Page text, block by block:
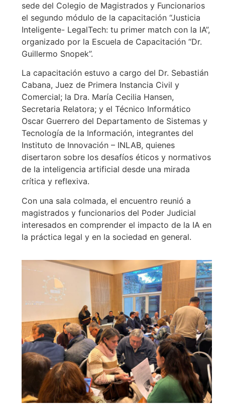
sede del Colegio de Magistrados y Funcionarios
el segundo módulo de la capacitación “Justicia
Inteligente- LegalTech: tu primer match con la IA”,
organizado por la Escuela de Capacitación “Dr.
Guillermo Snopek”.
La capacitación estuvo a cargo del Dr. Sebastián
Cabana, Juez de Primera Instancia Civil y
Comercial; la Dra. María Cecilia Hansen,
Secretaria Relatora; y el Técnico Informático
Oscar Guerrero del Departamento de Sistemas y
Tecnología de la Información, integrantes del
Instituto de Innovación – INLAB, quienes
disertaron sobre los desafíos éticos y normativos
de la inteligencia artificial desde una mirada
crítica y reflexiva.
Con una sala colmada, el encuentro reunió a
magistrados y funcionarios del Poder Judicial
interesados en comprender el impacto de la IA en
la práctica legal y en la sociedad en general.